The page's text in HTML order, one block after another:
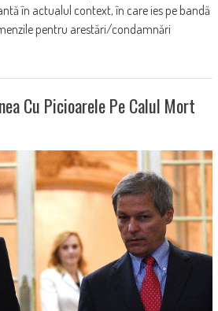
în actualul context, în care ies pe bandă
pentru arestări/condamnări
Cu Picioarele Pe Calul Mort